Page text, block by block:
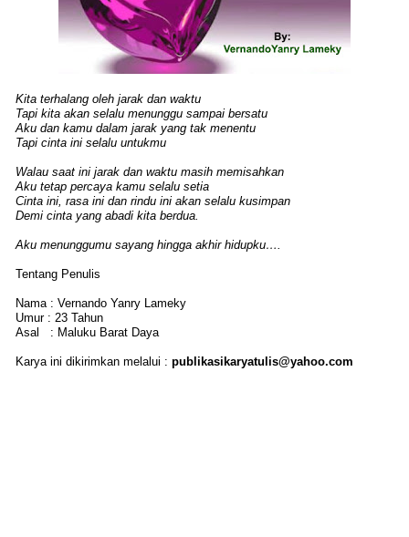
Kita terhalang oleh jarak dan waktu
Tapi kita akan selalu menunggu sampai bersatu
Aku dan kamu dalam jarak yang tak menentu
Tapi cinta ini selalu untukmu
Walau saat ini jarak dan waktu masih memisahkan
Aku tetap percaya kamu selalu setia
Cinta ini, rasa ini dan rindu ini akan selalu kusimpan
Demi cinta yang abadi kita berdua.
Aku menunggumu sayang hingga akhir hidupku….
Tentang Penulis
Nama : Vernando Yanry Lameky
Umur : 23 Tahun
Asal
: Maluku Barat Daya
Karya ini dikirimkan melalui : publikasikaryatulis@yahoo.com